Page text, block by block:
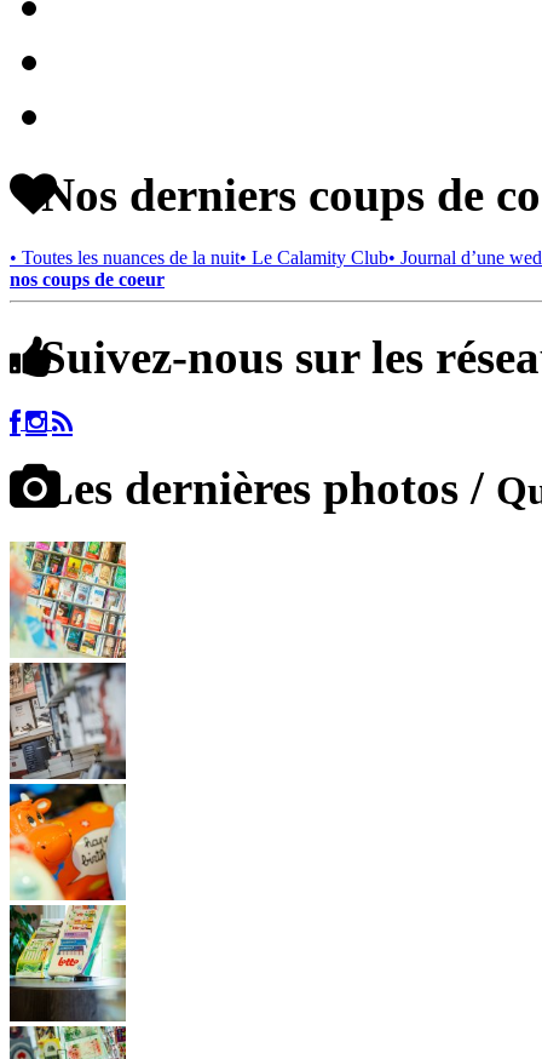
Nos derniers coups de
• Toutes les nuances de la nuit• Le Calamity Club• Journal d’une
nos coups de coeur
Suivez-nous sur les
Les dernières photos /